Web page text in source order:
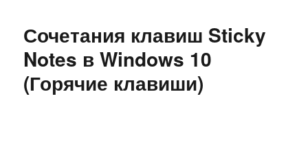
Сочетания клавиш Sticky
Notes в Windows 10
(Горячие клавиши)